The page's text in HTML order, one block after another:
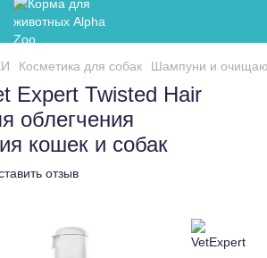
Косметика для собак Шампуни и
Expert Twisted Hair
облегчения
кошек и собак
отзыв